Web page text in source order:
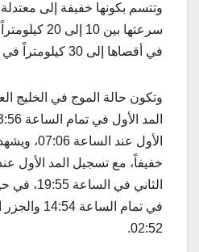
وتتسم بكونها خفيفة إلى
سرعتها بين
في أقصاها إلى 30 كيلومتراً في الساعة.
وتكون حالة الموج في الخليج
الأول عند
الثاني في
في تمام
02:52.